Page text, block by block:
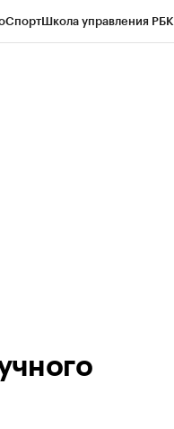
СпортШкола управления РБК